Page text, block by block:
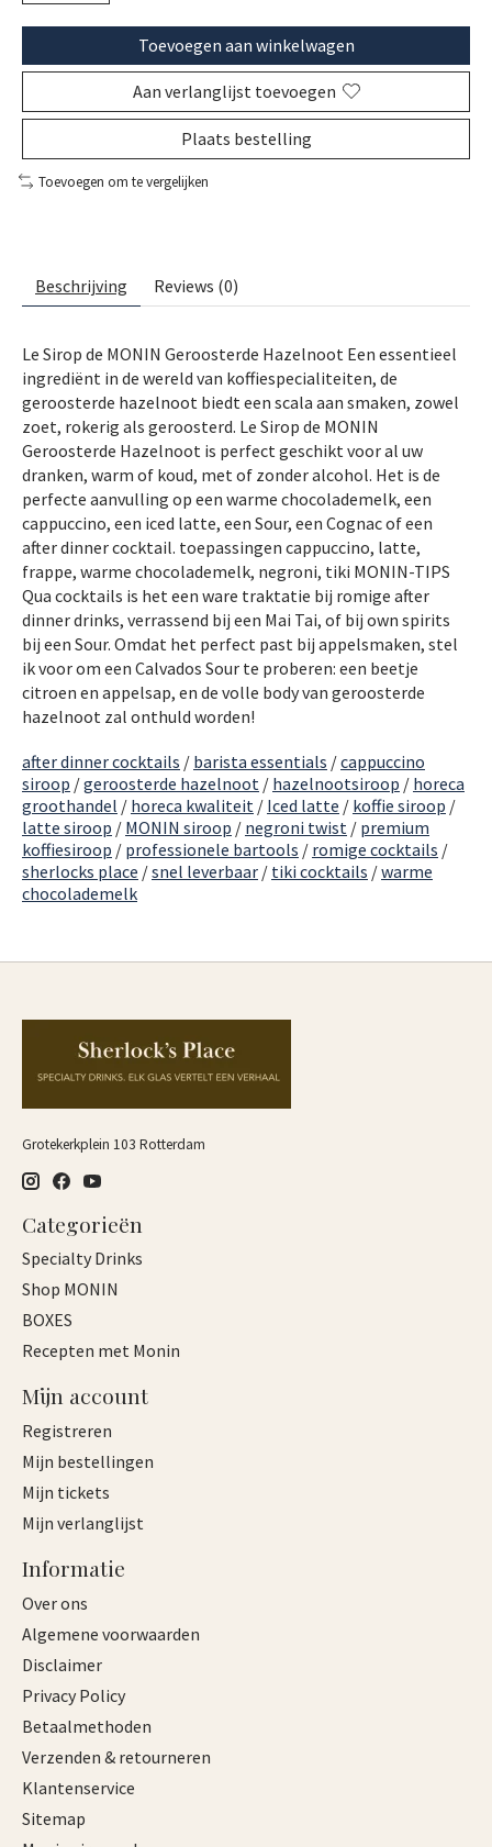
Toevoegen aan winkelwagen
Aan verlanglijst toevoegen
Plaats bestelling
Toevoegen om te vergelijken
Beschrijving Reviews (0)
Le Sirop de MONIN Geroosterde Hazelnoot Een essentieel
ingrediënt in de wereld van koffiespecialiteiten, de
geroosterde hazelnoot biedt een scala aan smaken, zowel
zoet, rokerig als geroosterd. Le Sirop de MONIN
Geroosterde Hazelnoot is perfect geschikt voor al uw
dranken, warm of koud, met of zonder alcohol. Het is de
perfecte aanvulling op een warme chocolademelk, een
cappuccino, een iced latte, een Sour, een Cognac of een
after dinner cocktail. toepassingen cappuccino, latte,
frappe, warme chocolademelk, negroni, tiki MONIN-TIPS
Qua cocktails is het een ware traktatie bij romige after
dinner drinks, verrassend bij een Mai Tai, of bij own spirits
bij een Sour. Omdat het perfect past bij appelsmaken, stel
ik voor om een ​​Calvados Sour te proberen: een beetje
citroen en appelsap, en de volle body van geroosterde
hazelnoot zal onthuld worden!
after dinner cocktails / barista essentials /cappuccino
siroop /geroosterde hazelnoot / hazelnootsiroop / horeca
groothandel / horeca kwaliteit / Iced latte / koffie siroop /
latte siroop / MONIN siroop / negroni twist / premium
koffiesiroop / professionele bartools / romige cocktails /
sherlocks place /snel leverbaar / tiki cocktails /warme
chocolademelk
Grotekerkplein 103 Rotterdam
Categorieën
Specialty Drinks
Shop MONIN
BOXES
Recepten met Monin
Mijn account
Registreren
Mijn bestellingen
Mijn tickets
Mijn verlanglijst
Informatie
Over ons
Algemene voorwaarden
Disclaimer
Privacy Policy
Betaalmethoden
Verzenden & retourneren
Klantenservice
Sitemap